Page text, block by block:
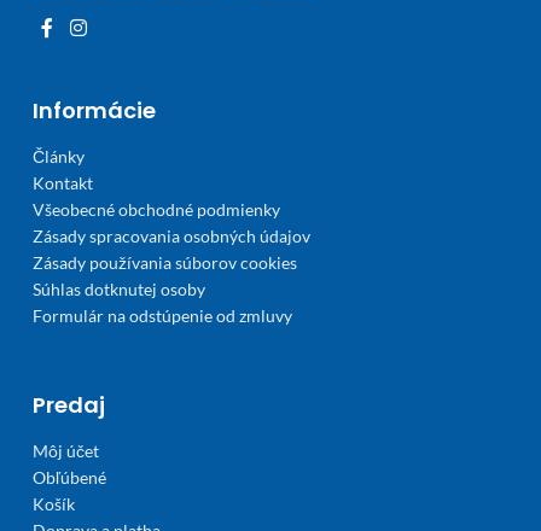
Informácie
Články
Kontakt
Všeobecné obchodné podmienky
Zásady spracovania osobných údajov
Zásady používania súborov cookies
Súhlas dotknutej osoby
Formulár na odstúpenie od zmluvy
Predaj
Môj účet
Obľúbené
Košík